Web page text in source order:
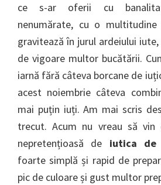
ce s-ar oferii cu
nenumărate, cu o
gravitează în jurul ardeiului
de vigoare multor bucătării.
iarnă fără câteva borcane de
acest noiembrie câteva
mai puțin iuți. Am mai scris
trecut. Acum nu vreau să
nepretențioasă de iutica de
foarte simplă și rapid de
pic de culoare și gust multor